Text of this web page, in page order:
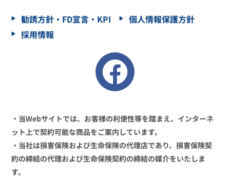
勧誘方針・FD宣言・KPI
個人情報保護方針
採用情報
・当Webサイトでは、お客様の利便性等を踏まえ、インターネ
ット上で契約可能な商品をご案内しています。
・当社は損害保険および生命保険の代理店であり、損害保険契
約の締結の代理および生命保険契約の締結の媒介をいたしま
す。